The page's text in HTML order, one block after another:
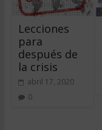
Lecciones
para
después de
la crisis
abril 17, 2020
0